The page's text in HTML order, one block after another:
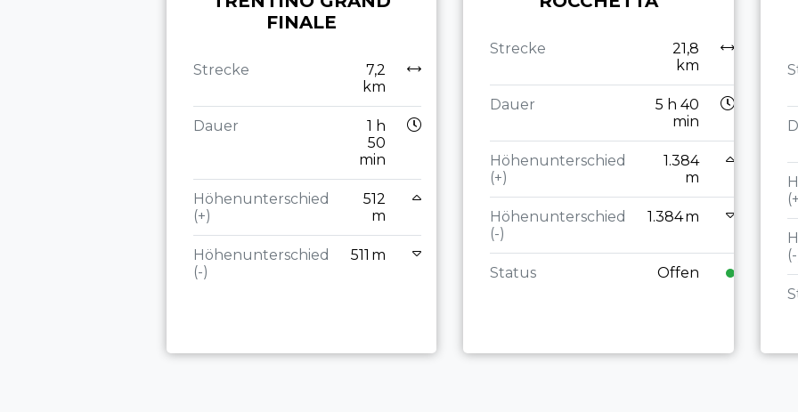
FINALE
Strecke
7,2
km
Dauer
1 h
50
min
Höhenunterschied
(+)
512
m
Höhenunterschied
(-)
511 m
Strecke
21,8
km
Dauer
5 h 40
min
Höhenunterschied
(+)
1.384
m
Höhenunterschied
(-)
1.384 m
Status Offen